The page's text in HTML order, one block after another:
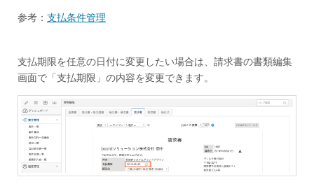
参考： 支払条件管理
支払期限を任意の日付に変更したい場合は、請求書の書類編集
画面で「支払期限」の内容を変更できます。